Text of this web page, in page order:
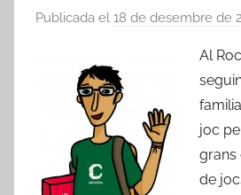
Publicada el 18 de desembre de
Al
joc
grans
de